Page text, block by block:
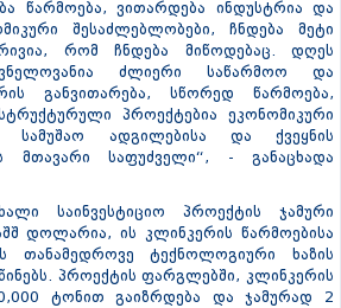
წარმოება, ვითარდება ინდუსტრია და
შესაძლებლობები, ჩნდება მეტი
რომ ჩნდება მიწოდებაც. დღეს
ძლიერი საწარმოო და
განვითარება, სწორედ წარმოება,
პროექტებია ეკონომიკური
სამუშაო ადგილებისა და ქვეყნის
მთავარი საფუძველი“, - განაცხადა
საინვესტიციო პროექტის ჯამური
დოლარია, ის კლინკერის წარმოებისა
თანამედროვე ტექნოლოგიური ხაზის
პროექტის ფარგლებში, კლინკერის
ტონით გაიზრდება და ჯამურად 2